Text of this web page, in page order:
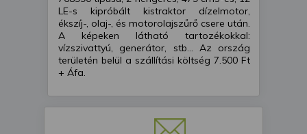
LE-s kipróbált kistraktor dízelmotor,
ékszíj-, olaj-, és motorolajszűrő csere után.
A képeken látható tartozékokkal:
vízszivattyú, generátor, stb... Az ország
területén belül a szállítási költség 7.500 Ft
+ Áfa.
adatvédelmi szabályzatunk segítségével
bármikor megváltoztathatja a
beállításait.